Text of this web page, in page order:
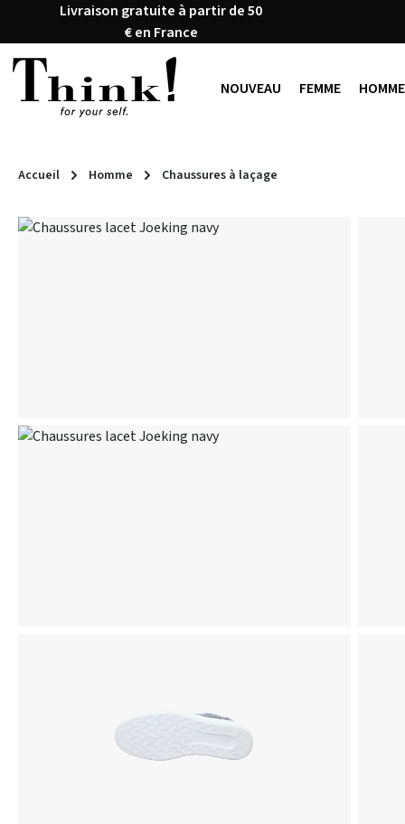
au contenu principal
Passer à la recherche
Passer à la navigation principale
Livraison gratuite à partir de 50
€ en France
NOUVEAU FEMME HOMME
Accueil Homme Chaussures à laçage
Ignorer la galerie d'images